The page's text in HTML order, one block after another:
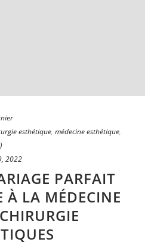
esthétique, médecine esthétique,
2022
PARFAIT
À LA MÉDECINE